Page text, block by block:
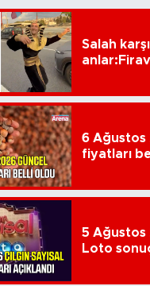
Salah
6 Ağustos
fiyatları
5 Ağustos
Loto